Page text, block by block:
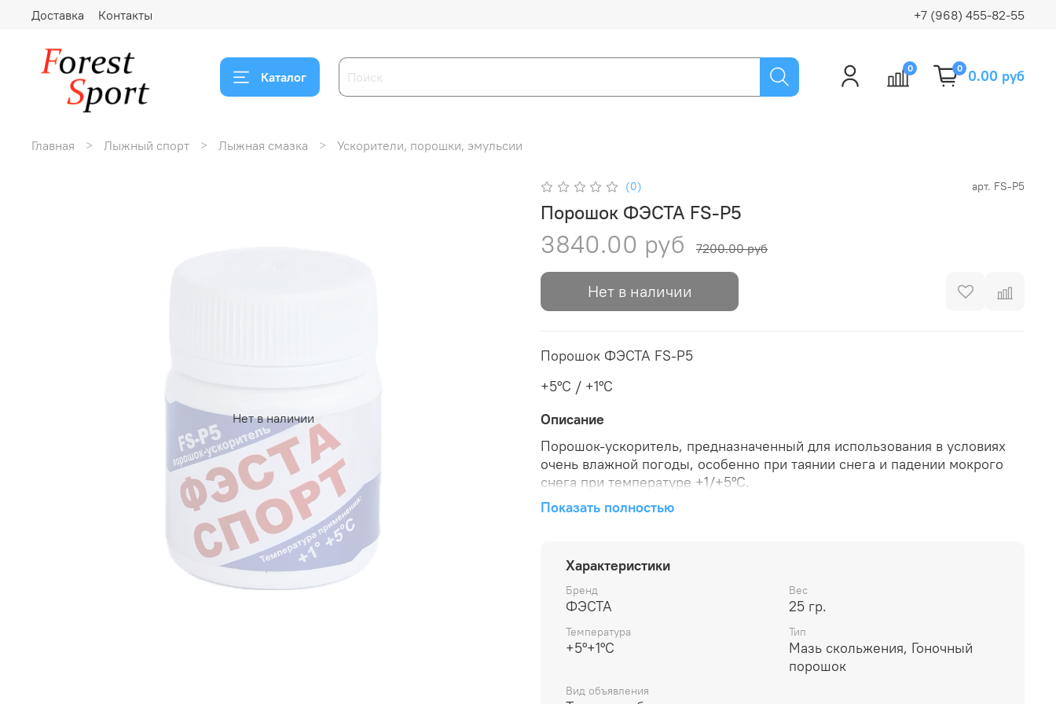
Доставка Контакты +7 (968) 455-82-55
Каталог
0 0 0.00 руб
Главная Лыжный спорт Лыжная смазка Ускорители, порошки, эмульсии
Нет в наличии
(0) арт. FS-P5
Порошок ФЭСТА FS-P5
3840.00 руб 7200.00 руб
Нет в наличии
Порошок ФЭСТА FS-P5
+5°C / +1°C
Описание
Порошок-ускоритель, предназначенный для использования в условиях
очень влажной погоды, особенно при таянии снега и падении мокрого
снега при температуре +1/+5°C.
Порошок-ускоритель рекомендуется использовать в условиях свежего,
Вес упаковки составляет 25 грамм.
Оптимальная температура снега для использования: +1...+5°C.
Рекомендуемая влажность воздуха: 80-100%.
Показать полностью
Характеристики
Бренд
ФЭСТА
Вес
25 гр.
Температура
+5°+1°C
Тип
Мазь скольжения, Гоночный
порошок
Вид объявления